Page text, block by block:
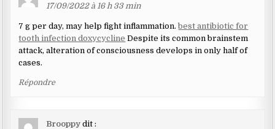
17/09/2022 à 16 h 33 min
7 g per day, may help fight inflammation.best antibiotic for
tooth infection doxycycline Despite its common brainstem
attack, alteration of consciousness develops in only half of
cases.
Répondre
Brooppy dit :